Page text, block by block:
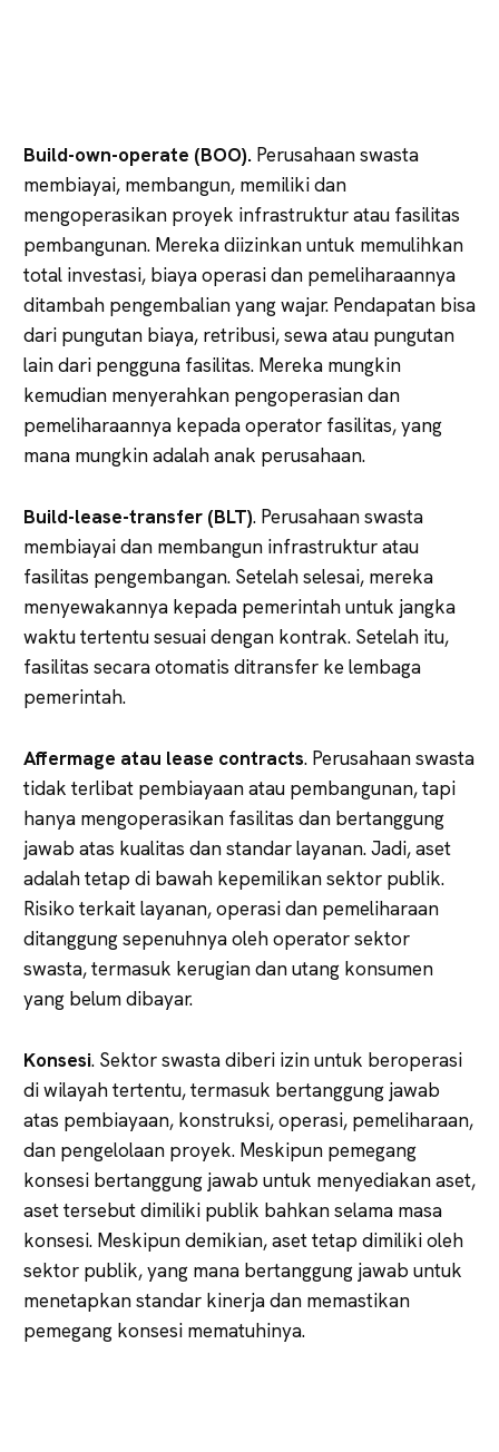
Build-own-operate (BOO). Perusahaan swasta
membiayai, membangun, memiliki dan
mengoperasikan proyek infrastruktur atau fasilitas
pembangunan. Mereka diizinkan untuk memulihkan
total investasi, biaya operasi dan pemeliharaannya
ditambah pengembalian yang wajar. Pendapatan bisa
dari pungutan biaya, retribusi, sewa atau pungutan
lain dari pengguna fasilitas. Mereka mungkin
kemudian menyerahkan pengoperasian dan
pemeliharaannya kepada operator fasilitas, yang
mana mungkin adalah anak perusahaan.
Build-lease-transfer (BLT). Perusahaan swasta
membiayai dan membangun infrastruktur atau
fasilitas pengembangan. Setelah selesai, mereka
menyewakannya kepada pemerintah untuk jangka
waktu tertentu sesuai dengan kontrak. Setelah itu,
fasilitas secara otomatis ditransfer ke lembaga
pemerintah.
Affermage atau lease contracts. Perusahaan swasta
tidak terlibat pembiayaan atau pembangunan, tapi
hanya mengoperasikan fasilitas dan bertanggung
jawab atas kualitas dan standar layanan. Jadi, aset
adalah tetap di bawah kepemilikan sektor publik.
Risiko terkait layanan, operasi dan pemeliharaan
ditanggung sepenuhnya oleh operator sektor
swasta, termasuk kerugian dan utang konsumen
yang belum dibayar.
Konsesi. Sektor swasta diberi izin untuk beroperasi
di wilayah tertentu, termasuk bertanggung jawab
atas pembiayaan, konstruksi, operasi, pemeliharaan,
dan pengelolaan proyek. Meskipun pemegang
konsesi bertanggung jawab untuk menyediakan aset,
aset tersebut dimiliki publik bahkan selama masa
konsesi. Meskipun demikian, aset tetap dimiliki oleh
sektor publik, yang mana bertanggung jawab untuk
menetapkan standar kinerja dan memastikan
pemegang konsesi mematuhinya.